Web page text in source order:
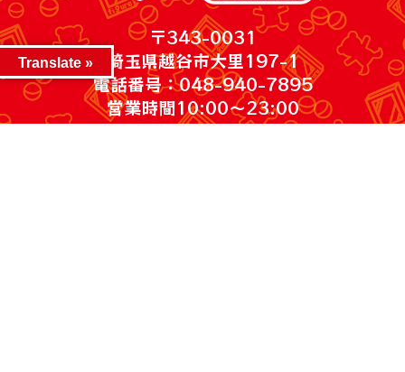
〒343-0031
埼玉県越谷市大里197-1
電話番号：048-940-7895
営業時間10:00～23:00
***************
Translate »